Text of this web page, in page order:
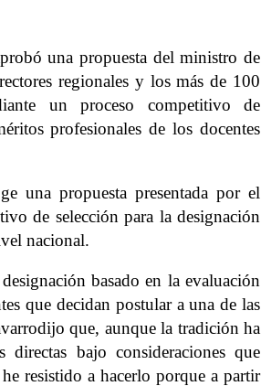
una propuesta del ministro de
regionales y los más de 100
un proceso competitivo de
profesionales de los docentes
una propuesta presentada por el
de selección para la designación
nacional.
basado en la evaluación
que decidan postular a una de las
que, aunque la tradición ha
bajo consideraciones que
resistido a hacerlo porque a partir